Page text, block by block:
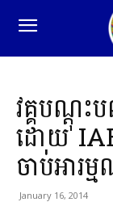
វគ្គបណ្តុ
ដោយ
ចាប់អារម្
January 16, 2014